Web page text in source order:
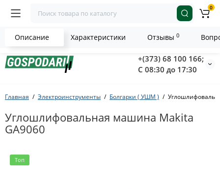
+(373) 68 100 166;
С 08:30 до 17:30
0
Главная Электроинструменты Болгарки ( УШМ )
Углошлифовальная машина Makita
GA9060
Топ
Описание Характеристики Отзывы 0